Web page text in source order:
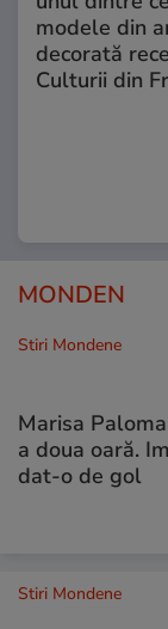
modele din
decorată
Culturii din
MONDEN
Stiri Mondene
Marisa
a doua oară.
dat-o de gol
Stiri Mondene